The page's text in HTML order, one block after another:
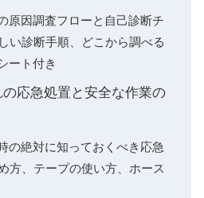
原因調査フローと自己診断チ
い診断手順、どこから調べる
ート付き
応急処置と安全な作業の
の絶対に知っておくべき応急
方、テープの使い方、ホース